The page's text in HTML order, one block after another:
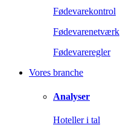
Fødevarekontrol
Fødevarenetværk
Fødevareregler
Vores branche
Analyser
Hoteller i tal